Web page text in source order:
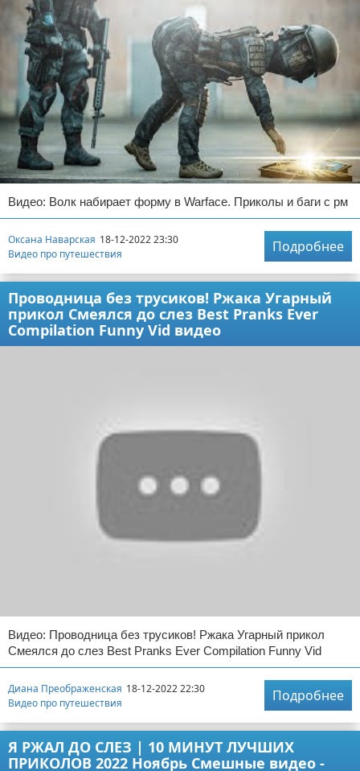
Видео: Волк набирает форму в Warface. Приколы и баги с рм
Оксана Наварская 18-12-2022 23:30
Видео про путешествия
Подробнее
Проводница без трусиков! Ржака Угарный
прикол Смеялся до слез Best Pranks Ever
Compilation Funny Vid видео
Видео: Проводница без трусиков! Ржака Угарный прикол
Смеялся до слез Best Pranks Ever Compilation Funny Vid
Диана Преображенская 18-12-2022 22:30
Видео про путешествия
Подробнее
Я РЖАЛ ДО СЛЕЗ | 10 МИНУТ ЛУЧШИХ
ПРИКОЛОВ 2022 Ноябрь Смешные видео -